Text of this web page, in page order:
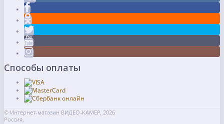
Способы оплаты
© Интернет-магазин ВИДЕО-КАМЕР, 2026
Россия,